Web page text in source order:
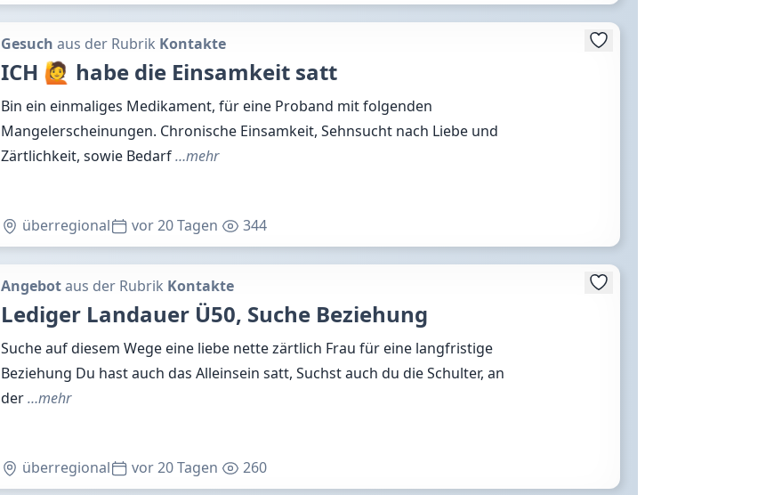
Gesuch aus der Rubrik Kontakte
ICH 🙋 habe die Einsamkeit satt
Bin ein einmaliges Medikament, für eine Proband mit folgenden
Mangelerscheinungen. Chronische Einsamkeit, Sehnsucht nach Liebe und
Zärtlichkeit, sowie Bedarf…mehr
überregional vor 20 Tagen 344
Angebotaus der Rubrik Kontakte
Lediger Landauer Ü50, Suche Beziehung
Suche auf diesem Wege eine liebe nette zärtlich Frau für eine langfristige
Beziehung Du hast auch das Alleinsein satt, Suchst auch du die Schulter, an
der…mehr
überregional vor 20 Tagen 260